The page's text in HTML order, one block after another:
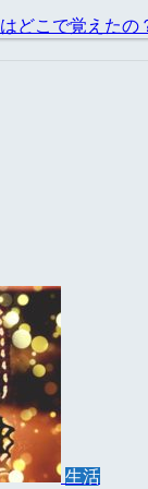
どこで覚えたの
生活